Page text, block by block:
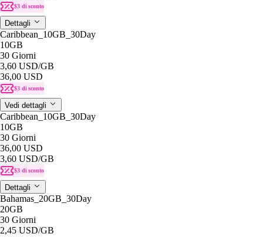
$3 di sconto
Dettagli
Caribbean_10GB_30Day
10GB
30 Giorni
3,60 USD/GB
36,00 USD
$3 di sconto
Vedi dettagli
Caribbean_10GB_30Day
10GB
30 Giorni
36,00 USD
3,60 USD/GB
$3 di sconto
Dettagli
Bahamas_20GB_30Day
20GB
30 Giorni
2,45 USD/GB